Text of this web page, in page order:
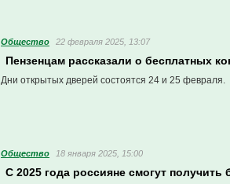
Общество 22 февраля 2025, 13:07
Пензенцам рассказали о бесплатных
Дни открытых дверей состоятся 24 и 25 февраля.
Общество 18 января 2025, 15:00
С 2025 года россияне смогут